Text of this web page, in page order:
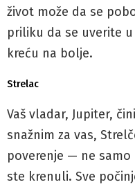
život može da se
priliku da se uverite
kreću na bolje.
Strelac
Vaš vladar, Jupiter,
snažnim za vas,
poverenje — ne samo
ste krenuli. Sve